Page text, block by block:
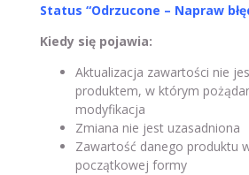
Status “Odrzucone – Napraw
Kiedy się pojawia:
Aktualizacja zawartości nie
produktem, w którym
modyfikacja
Zmiana nie jest uzasadniona
Zawartość danego produktu
początkowej formy